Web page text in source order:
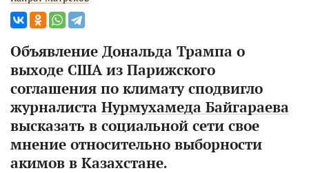
Объявление Дональда Трампа о
выходе США из Парижского
соглашения по климату сподвигло
журналиста Нурмухамеда Байгараева
высказать в социальной сети свое
мнение относительно выборности
акимов в Казахстане.